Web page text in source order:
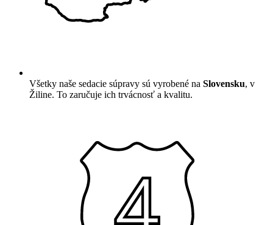
Všetky naše sedacie súpravy sú vyrobené na Slovensku, v
Žiline. To zaručuje ich trvácnosť a kvalitu.